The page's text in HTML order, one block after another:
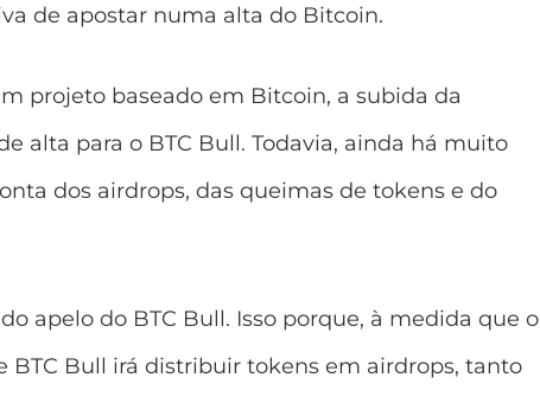
de apostar numa alta do Bitcoin.
projeto baseado em Bitcoin, a subida da
alta para o BTC Bull. Todavia, ainda há muito
dos airdrops, das queimas de tokens e do
apelo do BTC Bull. Isso porque, à medida que o
BTC Bull irá distribuir tokens em airdrops, tanto